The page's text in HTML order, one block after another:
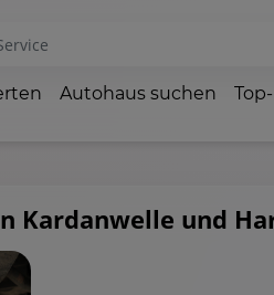
Autohaus suchen
Kardanwelle und